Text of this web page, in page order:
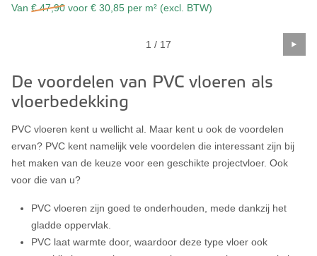
Van € 47,90 voor € 30,85 per m² (excl. BTW)
1 / 17
De voordelen van PVC vloeren als
vloerbedekking
PVC vloeren kent u wellicht al. Maar kent u ook de voordelen
ervan? PVC kent namelijk vele voordelen die interessant zijn bij
het maken van de keuze voor een geschikte projectvloer. Ook
voor die van u?
PVC vloeren zijn goed te onderhouden, mede dankzij het
gladde oppervlak.
PVC laat warmte door, waardoor deze type vloer ook